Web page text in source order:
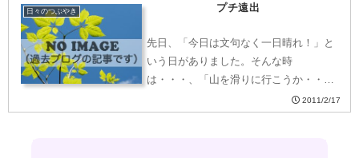
日々のつぶやき プチ遠出
先日、「今日は文句なく一日晴れ！」と
いう日がありました。そんな時
は・・・、「山を滑りに行こうか・・・
2011/2/17